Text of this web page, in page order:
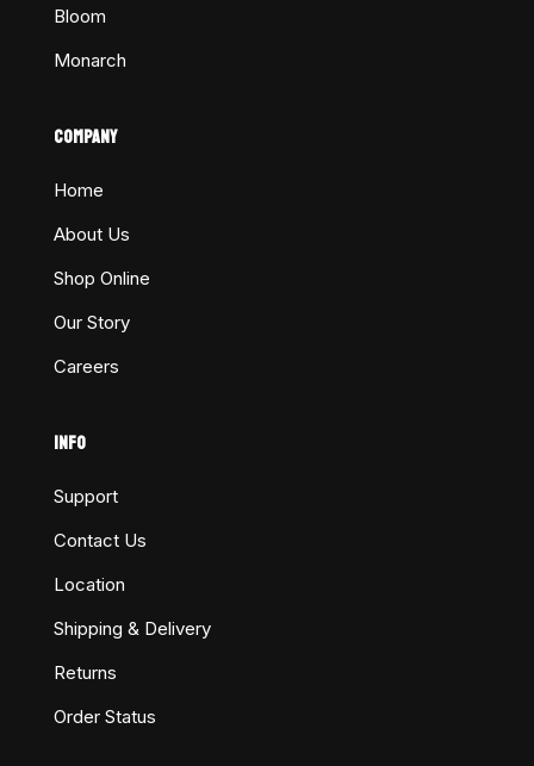
Bloom
Monarch
COMPANY
Home
About Us
Shop Online
Our Story
Careers
INFO
Support
Contact Us
Location
Shipping & Delivery
Returns
Order Status